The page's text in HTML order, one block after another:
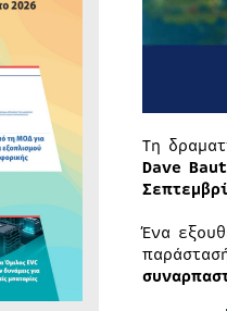
Τη
Dave
Ένα